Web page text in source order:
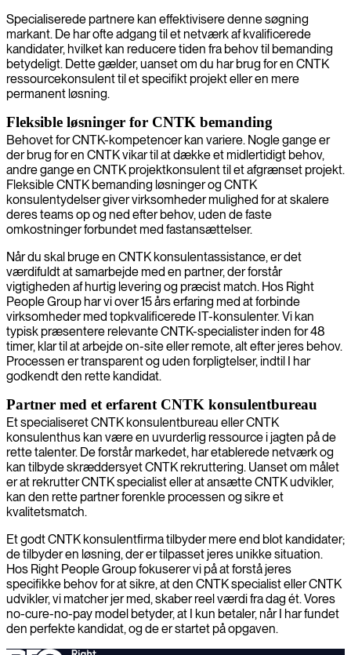
Specialiserede partnere kan effektivisere denne søgning
markant. De har ofte adgang til et netværk af kvalificerede
kandidater, hvilket kan reducere tiden fra behov til bemanding
betydeligt. Dette gælder, uanset om du har brug for en CNTK
ressourcekonsulent til et specifikt projekt eller en mere
permanent løsning.
Fleksible løsninger for CNTK bemanding
Behovet for CNTK-kompetencer kan variere. Nogle gange er
der brug for en CNTK vikar til at dække et midlertidigt behov,
andre gange en CNTK projektkonsulent til et afgrænset projekt.
Fleksible CNTK bemanding løsninger og CNTK
konsulentydelser giver virksomheder mulighed for at skalere
deres teams op og ned efter behov, uden de faste
omkostninger forbundet med fastansættelser.
Når du skal bruge en CNTK konsulentassistance, er det
værdifuldt at samarbejde med en partner, der forstår
vigtigheden af hurtig levering og præcist match. Hos Right
People Group har vi over 15 års erfaring med at forbinde
virksomheder med topkvalificerede IT-konsulenter. Vi kan
typisk præsentere relevante CNTK-specialister inden for 48
timer, klar til at arbejde on-site eller remote, alt efter jeres behov.
Processen er transparent og uden forpligtelser, indtil I har
godkendt den rette kandidat.
Partner med et erfarent CNTK konsulentbureau
Et specialiseret CNTK konsulentbureau eller CNTK
konsulenthus kan være en uvurderlig ressource i jagten på de
rette talenter. De forstår markedet, har etablerede netværk og
kan tilbyde skræddersyet CNTK rekruttering. Uanset om målet
er at rekrutter CNTK specialist eller at ansætte CNTK udvikler,
kan den rette partner forenkle processen og sikre et
kvalitetsmatch.
Et godt CNTK konsulentfirma tilbyder mere end blot kandidater;
de tilbyder en løsning, der er tilpasset jeres unikke situation.
Hos Right People Group fokuserer vi på at forstå jeres
specifikke behov for at sikre, at den CNTK specialist eller CNTK
udvikler, vi matcher jer med, skaber reel værdi fra dag ét. Vores
no-cure-no-pay model betyder, at I kun betaler, når I har fundet
den perfekte kandidat, og de er startet på opgaven.